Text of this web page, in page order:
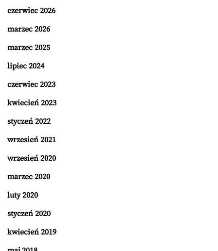
czerwiec 2026
marzec 2026
marzec 2025
lipiec 2024
czerwiec 2023
kwiecień 2023
styczeń 2022
wrzesień 2021
wrzesień 2020
marzec 2020
luty 2020
styczeń 2020
kwiecień 2019